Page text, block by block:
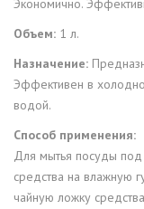
Экономично.
Объем: 1 л.
Назначение:
Эффективен в
водой.
Способ применения:
Для мытья посуды под
средства на влажную
чайную ложку